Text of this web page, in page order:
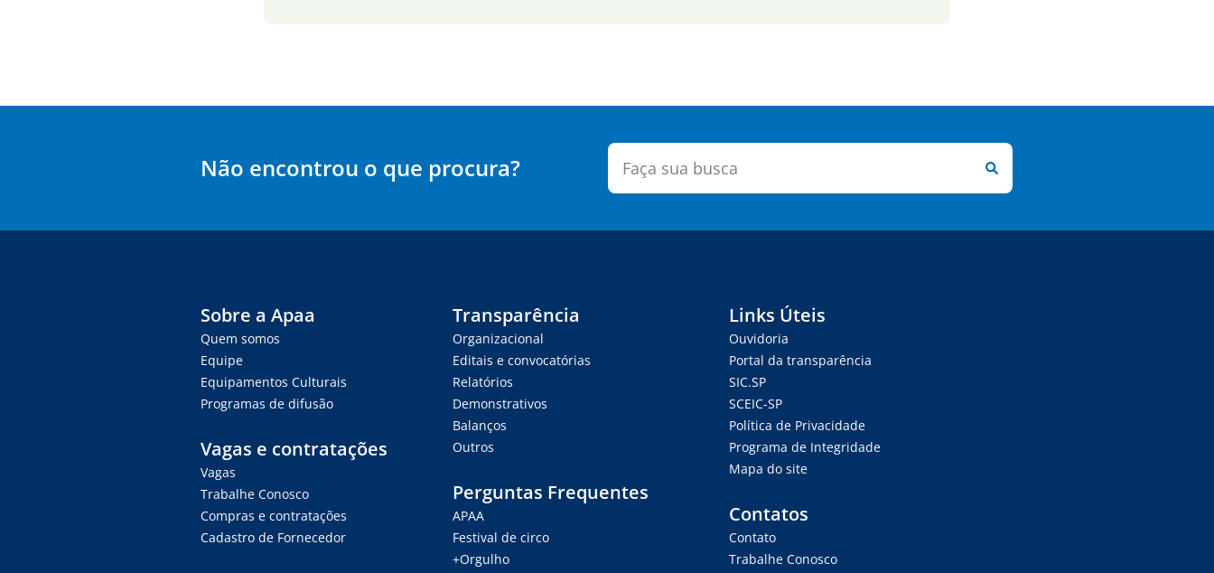
Não encontrou o que procura?
Sobre a Apaa
Quem somos
Equipe
Equipamentos Culturais
Programas de difusão
Vagas e contratações
Vagas
Trabalhe Conosco
Compras e contratações
Cadastro de Fornecedor
Transparência
Organizacional
Editais e convocatórias
Relatórios
Demonstrativos
Balanços
Outros
Perguntas Frequentes
APAA
Festival de circo
+Orgulho
Links Úteis
Ouvidoria
Portal da transparência
SIC.SP
SCEIC-SP
Política de Privacidade
Programa de Integridade
Mapa do site
Contatos
Contato
Trabalhe Conosco